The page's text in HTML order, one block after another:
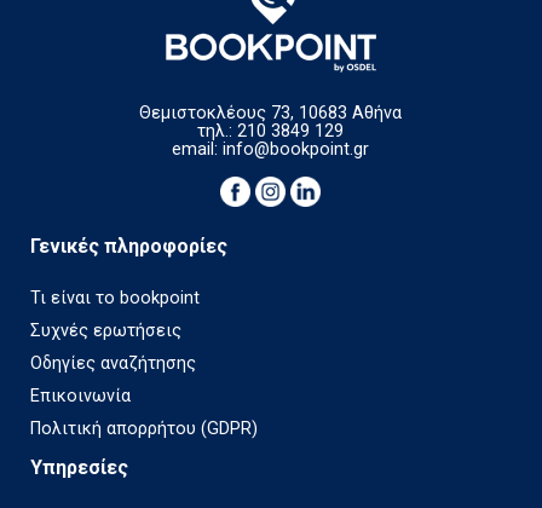
Θεμιστοκλέους 73, 10683 Αθήνα
τηλ.: 210 3849 129
email:info@bookpoint.gr
Γενικές πληροφορίες
Τι είναι το bookpoint
Συχνές ερωτήσεις
Οδηγίες αναζήτησης
Επικοινωνία
Πολιτική απορρήτου (GDPR)
Υπηρεσίες